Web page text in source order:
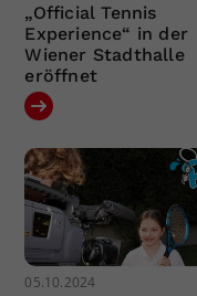
„Official Tennis
Experience“ in der
Wiener Stadthalle
eröffnet
05.10.2024